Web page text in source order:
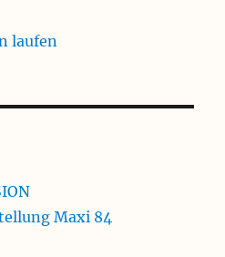
laufen
Maxi 84